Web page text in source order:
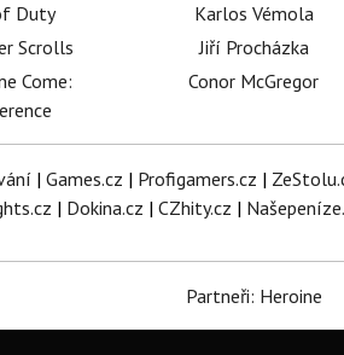
Duty
Scrolls
Come:
Karlos Vémola
Jiří Procházka
Conor McGregor
| Games.cz | Profigamers.cz |
| Dokina.cz | CZhity.cz |
Partneři: Heroine